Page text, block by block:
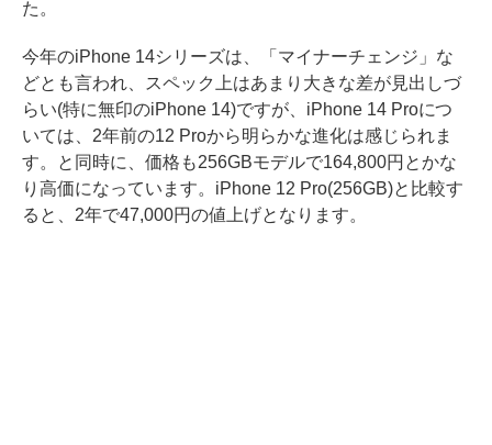
た。
今年のiPhone 14シリーズは、「マイナーチェンジ」な
どとも言われ、スペック上はあまり大きな差が見出しづ
らい(特に無印のiPhone 14)ですが、iPhone 14 Proにつ
いては、2年前の12 Proから明らかな進化は感じられま
す。と同時に、価格も256GBモデルで164,800円とかな
り高価になっています。iPhone 12 Pro(256GB)と比較す
ると、2年で47,000円の値上げとなります。